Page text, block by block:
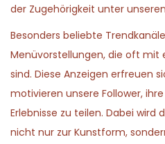
der Zugehörigkeit unter
Besonders beliebte
Menüvorstellungen, die oft mit
sind. Diese Anzeigen erfreuen
motivieren unsere Follower,
Erlebnisse zu teilen. Dabei wird
nicht nur zur Kunstform,